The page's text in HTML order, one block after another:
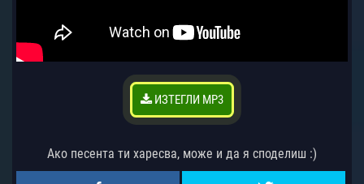
ИЗТЕГЛИ MP3
Ако песента ти харесва, може и да я споделиш :)